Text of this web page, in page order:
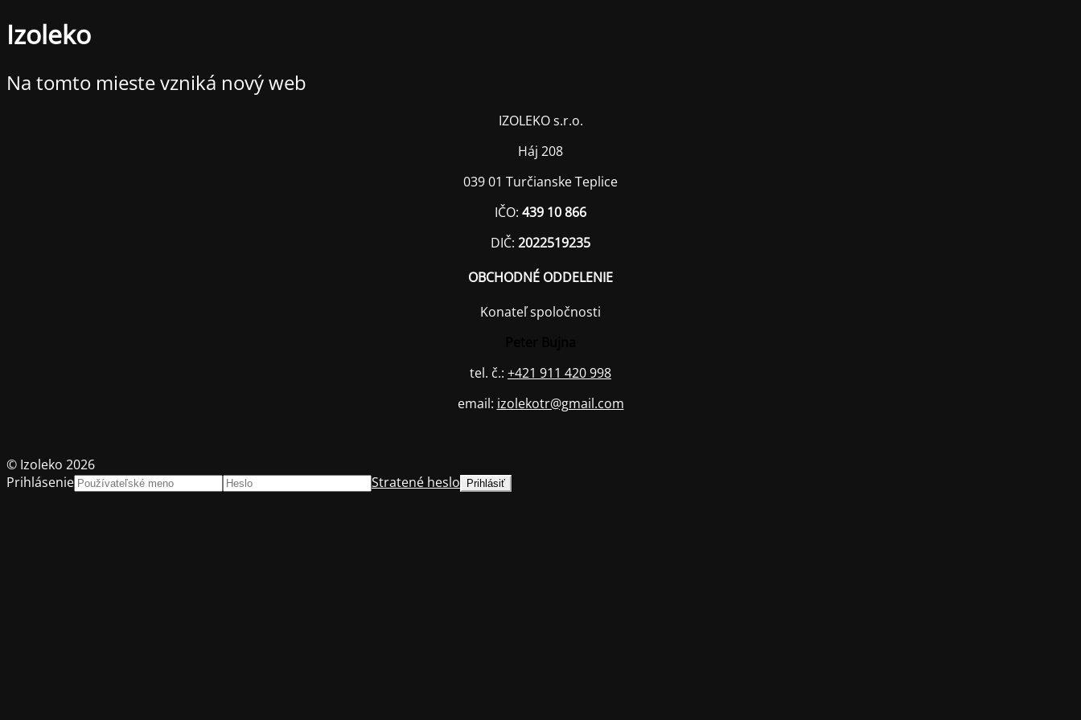
Izoleko
Na tomto mieste vzniká nový web
IZOLEKO s.r.o.
Háj 208
039 01 Turčianske Teplice
IČO: 439 10 866
DIČ: 2022519235
OBCHODNÉ ODDELENIE
Konateľ spoločnosti
tel. č.: +421 911 420 998
email: izolekotr@gmail.com
© Izoleko 2026
Prihlásenie
Stratené heslo